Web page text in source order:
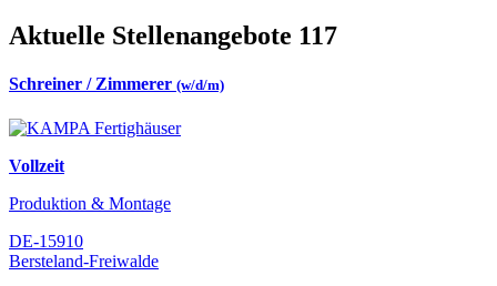
Aktuelle Stellenangebote 117
Schreiner / Zimmerer (w/d/m)
Vollzeit
Produktion & Montage
DE-15910
Bersteland-Freiwalde